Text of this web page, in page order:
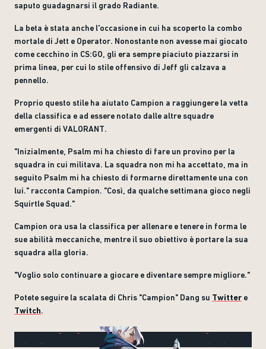
saputo guadagnarsi il grado Radiante.
La beta è stata anche l'occasione in cui ha scoperto la combo
mortale di Jett e Operator. Nonostante non avesse mai giocato
come cecchino in CS:GO, gli era sempre piaciuto piazzarsi in
prima linea, per cui lo stile offensivo di Jeff gli calzava a
pennello.
Proprio questo stile ha aiutato Campion a raggiungere la vetta
della classifica e ad essere notato dalle altre squadre
emergenti di VALORANT.
"Inizialmente, Psalm mi ha chiesto di fare un provino per la
squadra in cui militava. La squadra non mi ha accettato, ma in
seguito Psalm mi ha chiesto di formarne direttamente una con
lui." racconta Campion. "Così, da qualche settimana gioco negli
Squirtle Squad."
Campion ora usa la classifica per allenare e tenere in forma le
sue abilità meccaniche, mentre il suo obiettivo è portare la sua
squadra alla gloria.
"Voglio solo continuare a giocare e diventare sempre migliore."
Potete seguire la scalata di Chris "Campion" Dang su Twitter e
Twitch.